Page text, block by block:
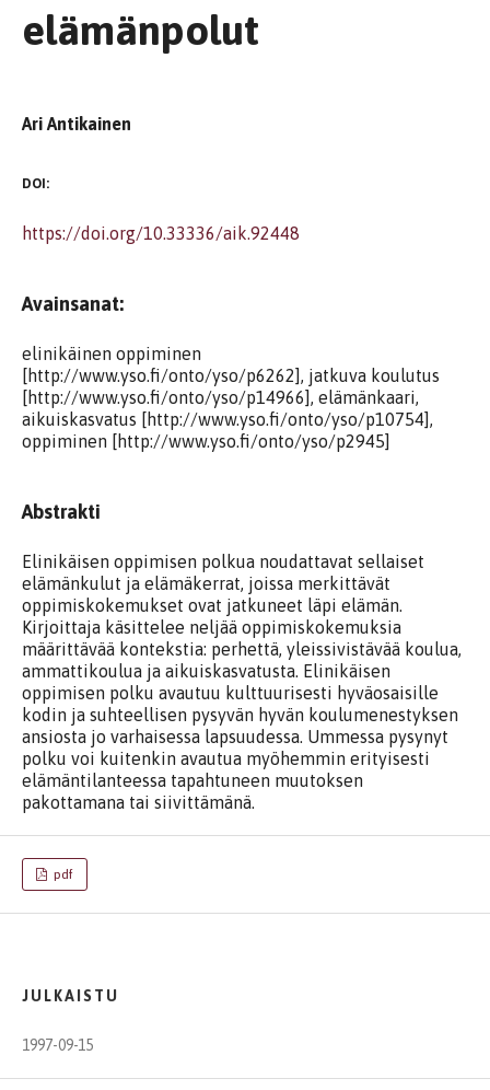
elämänpolut
Ari Antikainen
DOI:
https://doi.org/10.33336/aik.92448
Avainsanat:
elinikäinen oppiminen
[http://www.yso.fi/onto/yso/p6262], jatkuva koulutus
[http://www.yso.fi/onto/yso/p14966], elämänkaari,
aikuiskasvatus [http://www.yso.fi/onto/yso/p10754],
oppiminen [http://www.yso.fi/onto/yso/p2945]
Abstrakti
Elinikäisen oppimisen polkua noudattavat sellaiset
elämänkulut ja elämäkerrat, joissa merkittävät
oppimiskokemukset ovat jatkuneet läpi elämän.
Kirjoittaja käsittelee neljää oppimiskokemuksia
määrittävää kontekstia: perhettä, yleissivistävää koulua,
ammattikoulua ja aikuiskasvatusta. Elinikäisen
oppimisen polku avautuu kulttuurisesti hyväosaisille
kodin ja suhteellisen pysyvän hyvän koulumenestyksen
ansiosta jo varhaisessa lapsuudessa. Ummessa pysynyt
polku voi kuitenkin avautua myöhemmin erityisesti
elämäntilanteessa tapahtuneen muutoksen
pakottamana tai siivittämänä.
pdf
JULKAISTU
1997-09-15